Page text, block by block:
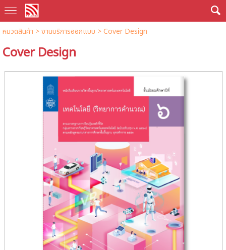
หมวดสินค้า >งานบริการออกแบบ > Cover Design
Cover Design